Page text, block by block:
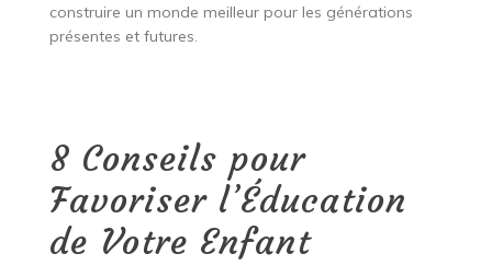
construire un monde meilleur pour les générations
présentes et futures.
8 Conseils pour
Favoriser l’Éducation
de Votre Enfant